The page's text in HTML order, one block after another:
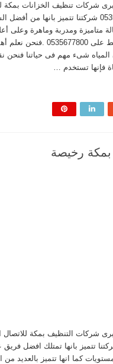
شركات تنظيف الخزانات بمكة
إضغط على 0535677800 شركتنا تتميز بانها
متاميزة ومدربة وماهرة وعلى
للإتصال المباشر إضغط على
شىء مهم فى حياتنا فنحن
فإنها تستخدم …
رخيصة
شركات التنظيف بمكة للاتصال
0535677800 شركتنا تتميز بانها تمتلك
كما انها تتميز بالعديد من